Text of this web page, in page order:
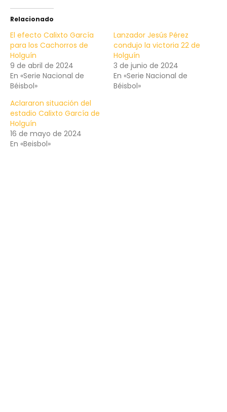
Relacionado
El efecto Calixto García
para los Cachorros de
Holguín
9 de abril de 2024
En «Serie Nacional de
Béisbol»
Lanzador Jesús Pérez
condujo la victoria 22 de
Holguín
3 de junio de 2024
En «Serie Nacional de
Béisbol»
Aclararon situación del
estadio Calixto García de
Holguín
16 de mayo de 2024
En «Beisbol»